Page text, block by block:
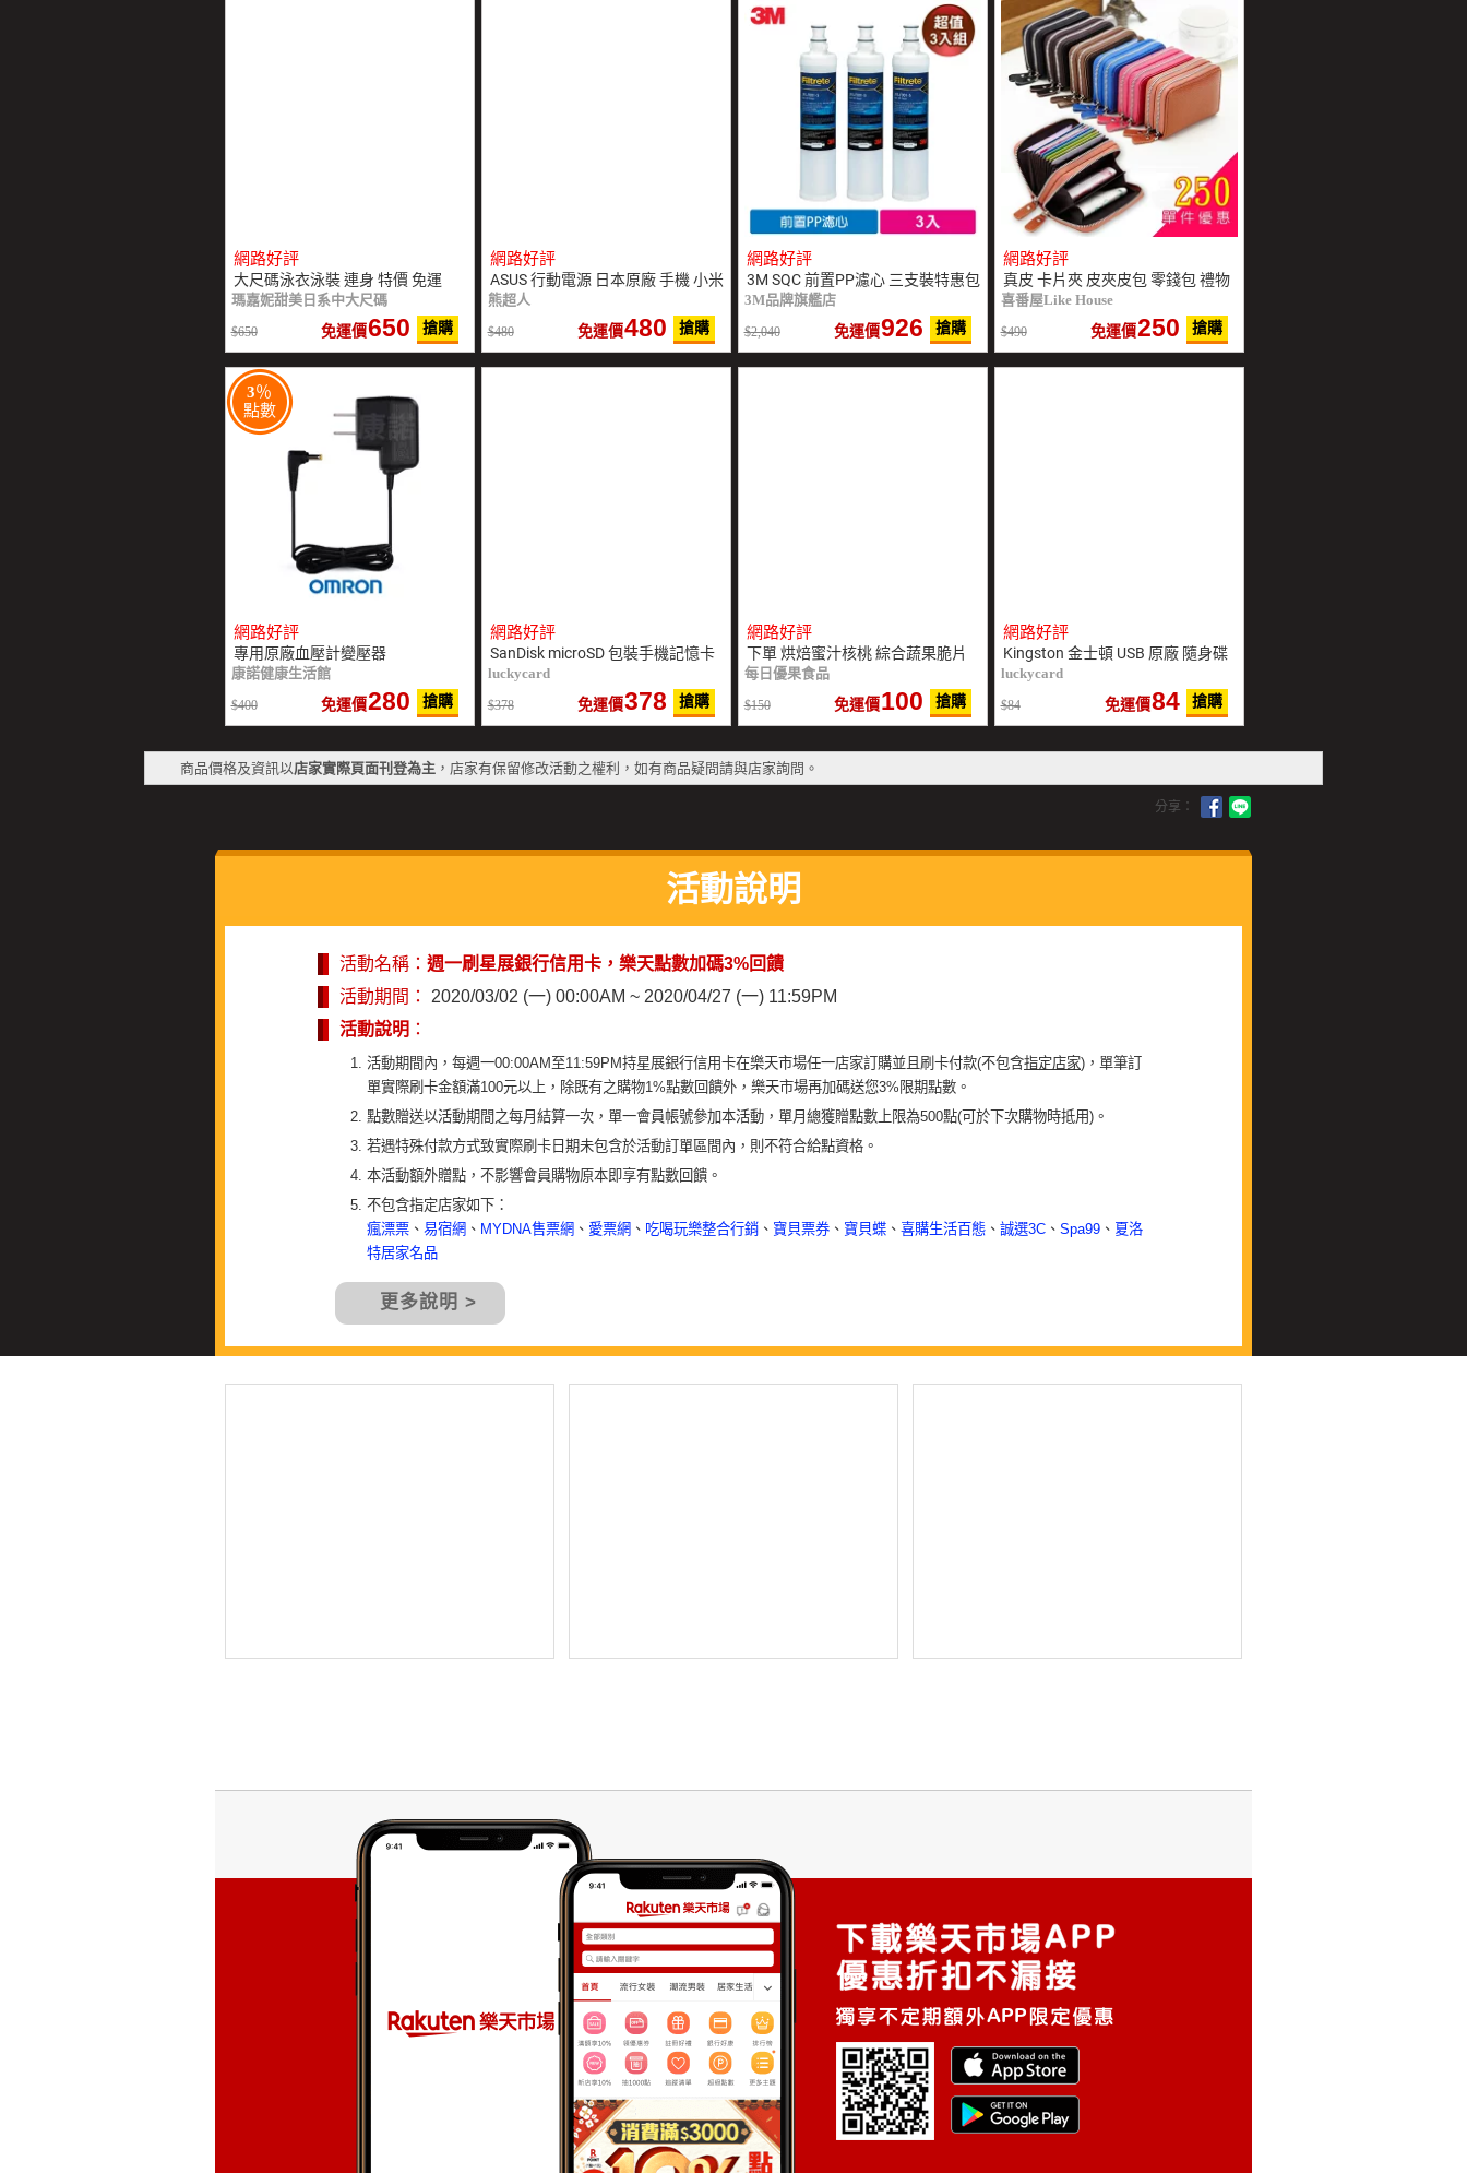
網路好評
大尺碼泳衣泳裝 連身 特價 免運
瑪嘉妮甜美日系中大尺碼
650 免運價650 搶購
網路好評
ASUS 行動電源 日本原廠 手機 小米
熊超人
480 免運價480 搶購
網路好評
3M SQC 前置PP濾心 三支裝特惠包
3M品牌旗艦店
2,040 免運價926 搶購
網路好評
真皮 卡片夾 皮夾皮包 零錢包 禮物
喜番屋Like House
490 免運價250 搶購
3％
點數
網路好評
專用原廠血壓計變壓器
康諾健康生活館
400 免運價280 搶購
網路好評
SanDisk microSD 包裝手機記憶卡
luckycard
378 免運價378 搶購
網路好評
下單 烘焙蜜汁核桃 綜合蔬果脆片
每日優果食品
150 免運價100 搶購
網路好評
Kingston 金士頓 USB 原廠 隨身碟
luckycard
84 免運價84 搶購
商品價格及資訊以店家實際頁面刊登為主 ，店家有保留修改活動之權利，如有商品疑問請與店家詢問。
活動說明
活動名稱： 週一刷星展銀行信用卡，樂天點數加碼3%回饋
活動期間：
2020/03/02 (一) 00:00AM ~ 2020/04/27 (一) 11:59PM
活動說明 ：
活動期間內，每週一00:00AM至11:59PM持星展銀行信用卡在樂天市場任一店家訂購並且刷卡付款(不包含指定店家)，單筆訂
單實際刷卡金額滿100元以上，除既有之購物1%點數回饋外，樂天市場再加碼送您3%限期點數。
點數贈送以活動期間之每月結算一次，單一會員帳號參加本活動，單月總獲贈點數上限為500點(可於下次購物時抵用)。
若遇特殊付款方式致實際刷卡日期未包含於活動訂單區間內，則不符合給點資格。
本活動額外贈點，不影響會員購物原本即享有點數回饋。
不包含指定店家如下：
瘋漂票 、 易宿網 、 MYDNA售票網 、 愛票網 、 吃喝玩樂整合行銷 、 寶貝票券 、 寶貝蝶 、 喜購生活百態 、 誠選3C 、 Spa99 、 夏洛
特居家名品
更多說明 >